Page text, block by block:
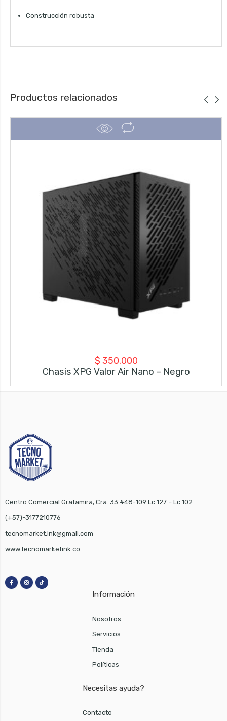
Construcción robusta
Productos relacionados
$ 350.000
Chasis XPG Valor Air Nano – Negro
Centro Comercial Gratamira, Cra. 33 #48-109 Lc 127 – Lc 102
(+57)-3177210776
tecnomarket.ink@gmail.com
www.tecnomarketink.co
Información
Nosotros
Servicios
Tienda
Políticas
Necesitas ayuda?
Contacto